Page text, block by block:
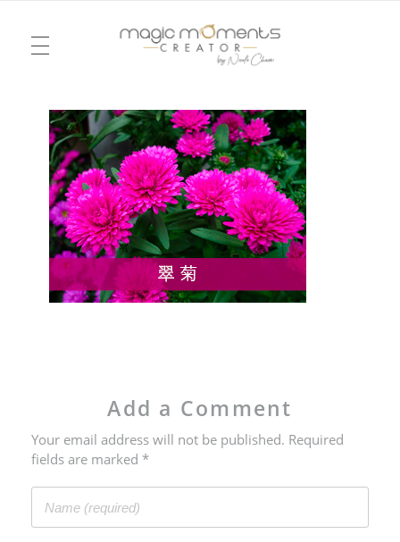
Magic Moments Creator
Pour un mariage ou un anniversaire, une soirée ou un week-end, je vous emmène dans la réalité d’un rêve, dessiné à l’image du vôtre. Je serai votre agence d’émotions !
模式
简史
會議
活动
婚礼
Add a Comment
Your email address will not be published. Required
fields are marked *